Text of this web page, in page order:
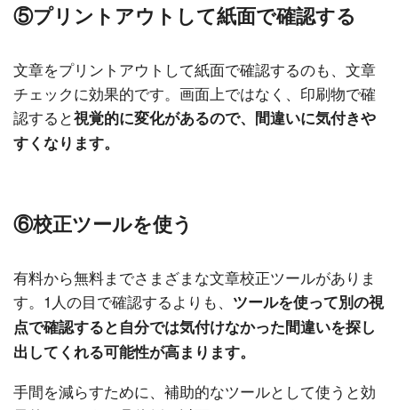
⑤プリントアウトして紙面で確認する
文章をプリントアウトして紙面で確認するのも、文章
チェックに効果的です。画面上ではなく、印刷物で確
認すると視覚的に変化があるので、間違いに気付きや
すくなります。
⑥校正ツールを使う
有料から無料までさまざまな文章校正ツールがありま
す。1人の目で確認するよりも、 ツールを使って別の視
点で確認すると自分では気付けなかった間違いを探し
出してくれる可能性が高まります。
手間を減らすために、補助的なツールとして使うと効